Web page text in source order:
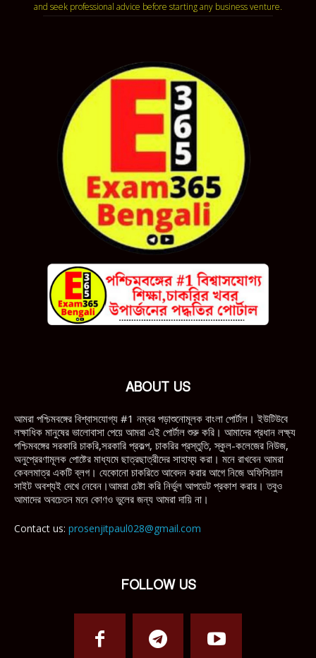
and seek professional advice before starting any business venture.
ABOUT US
আমরা পশ্চিমবঙ্গের বিশ্বাসযোগ্য #1 নম্বর পড়াশুনোমূলক বাংলা পোর্টাল। ইউটিউবে
লক্ষাধিক মানুষের ভালোবাসা পেয়ে আমরা এই পোর্টাল শুরু করি। আমাদের প্রধান লক্ষ্য
পশ্চিমবঙ্গের সরকারি চাকরি,সরকারি প্রকল্প, চাকরির প্রস্তুতি, স্কুল-কলেজের নিউজ,
অনুপ্রেরণামূলক পোষ্টের মাধ্যমে ছাত্রছাত্রীদের সাহায্য করা। মনে রাখবেন আমরা
কেবলমাত্র একটি ব্লগ। যেকোনো চাকরিতে আবেদন করার আগে নিজে অফিসিয়াল
সাইট অবশ্যই দেখে নেবেন।আমরা চেষ্টা করি নির্ভুল আপডেট প্রকাশ করার। তবুও
আমাদের অবচেতন মনে কোণও ভুলের জন্য আমরা দায়ি না।
Contact us: prosenjitpaul028@gmail.com
FOLLOW US